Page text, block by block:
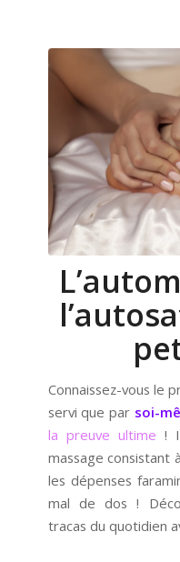
Connaissez-vous le
servi que par soi-
la preuve ultime !
massage consistant
les dépenses
mal de dos !
tracas du quotidien